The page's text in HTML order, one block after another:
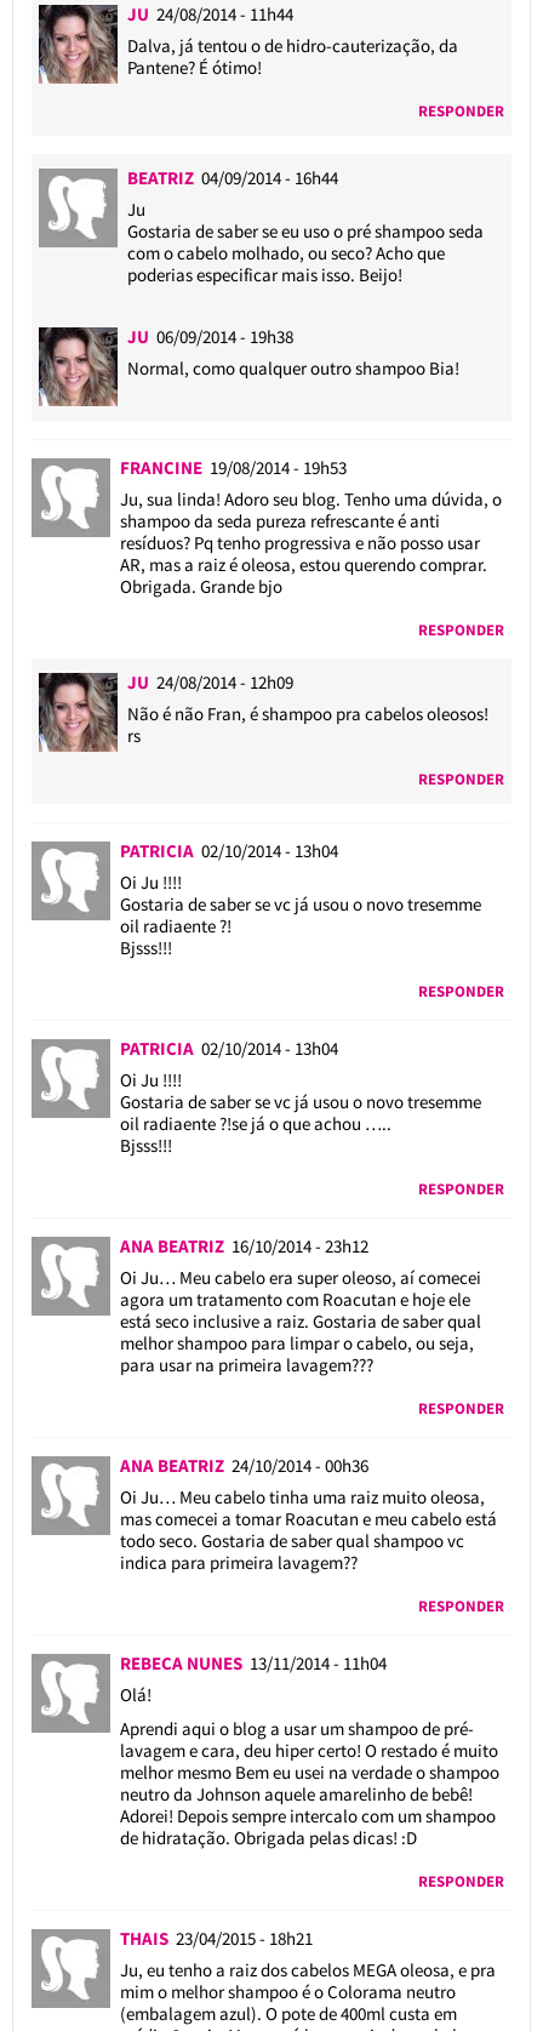
JU 24/08/2014 - 11h44
Dalva, já tentou o de hidro-cauterização, da
Pantene? É ótimo!
RESPONDER
BEATRIZ04/09/2014 - 16h44
Ju
Gostaria de saber se eu uso o pré shampoo seda
com o cabelo molhado, ou seco? Acho que
poderias especificar mais isso. Beijo!
JU 06/09/2014 - 19h38
Normal, como qualquer outro shampoo Bia!
FRANCINE 19/08/2014 - 19h53
Ju, sua linda! Adoro seu blog. Tenho uma dúvida, o
shampoo da seda pureza refrescante é anti
resíduos? Pq tenho progressiva e não posso usar
AR, mas a raiz é oleosa, estou querendo comprar.
Obrigada. Grande bjo
RESPONDER
JU 24/08/2014 - 12h09
Não é não Fran, é shampoo pra cabelos oleosos!
rs
RESPONDER
PATRICIA 02/10/2014 - 13h04
Oi Ju !!!!
Gostaria de saber se vc já usou o novo tresemme
oil radiaente ?!
Bjsss!!!
RESPONDER
PATRICIA 02/10/2014 - 13h04
Oi Ju !!!!
Gostaria de saber se vc já usou o novo tresemme
oil radiaente ?!se já o que achou …..
Bjsss!!!
RESPONDER
ANA BEATRIZ 16/10/2014 - 23h12
Oi Ju… Meu cabelo era super oleoso, aí comecei
agora um tratamento com Roacutan e hoje ele
está seco inclusive a raiz. Gostaria de saber qual
melhor shampoo para limpar o cabelo, ou seja,
para usar na primeira lavagem???
RESPONDER
ANA BEATRIZ 24/10/2014 - 00h36
Oi Ju… Meu cabelo tinha uma raiz muito oleosa,
mas comecei a tomar Roacutan e meu cabelo está
todo seco. Gostaria de saber qual shampoo vc
indica para primeira lavagem??
RESPONDER
REBECA NUNES 13/11/2014 - 11h04
Olá!
Aprendi aqui o blog a usar um shampoo de pré-
lavagem e cara, deu hiper certo! O restado é muito
melhor mesmo Bem eu usei na verdade o shampoo
neutro da Johnson aquele amarelinho de bebê!
Adorei! Depois sempre intercalo com um shampoo
de hidratação. Obrigada pelas dicas! :D
RESPONDER
THAIS 23/04/2015 - 18h21
Ju, eu tenho a raiz dos cabelos MEGA oleosa, e pra
mim o melhor shampoo é o Colorama neutro
(embalagem azul). O pote de 400ml custa em